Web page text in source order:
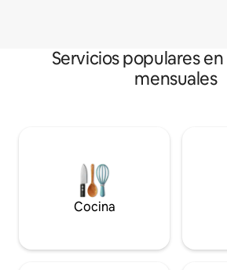
Servicios populares
mensuales
Cocina